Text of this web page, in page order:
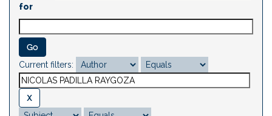
for
Current filters: